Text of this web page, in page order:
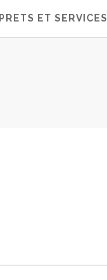
PRETS ET SERVICES